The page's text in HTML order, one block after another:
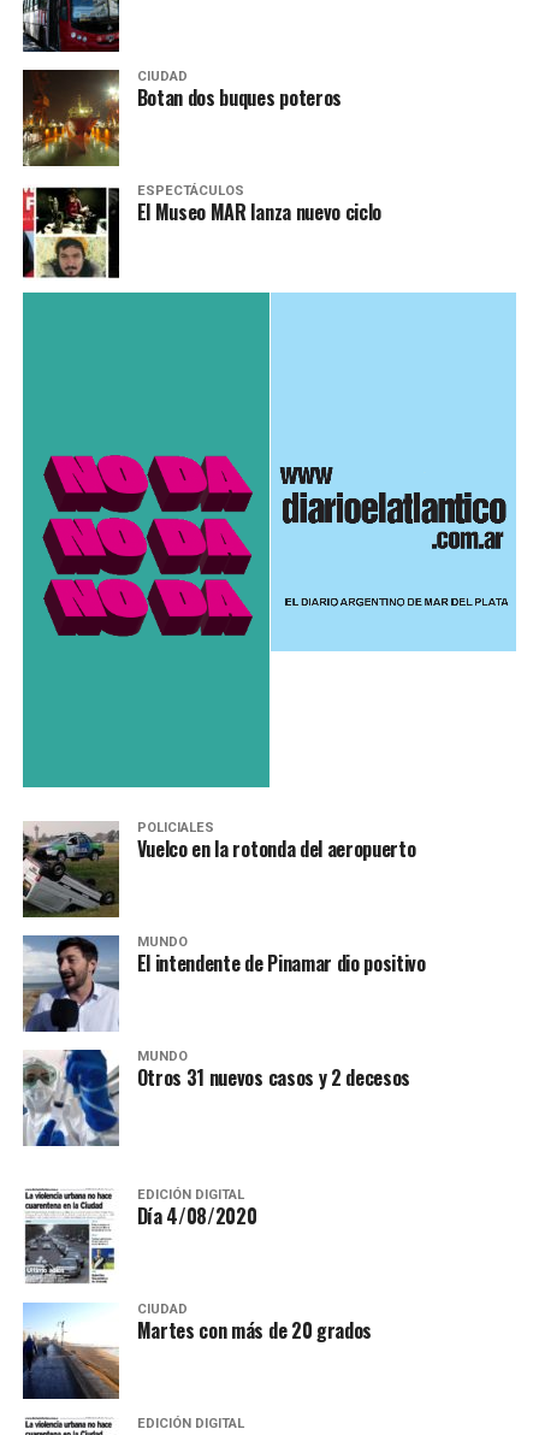
CIUDAD
Botan dos buques poteros
ESPECTÁCULOS
El Museo MAR lanza nuevo ciclo
POLICIALES
Vuelco en la rotonda del aeropuerto
MUNDO
El intendente de Pinamar dio positivo
MUNDO
Otros 31 nuevos casos y 2 decesos
EDICIÓN DIGITAL
Día 4/08/2020
CIUDAD
Martes con más de 20 grados
EDICIÓN DIGITAL